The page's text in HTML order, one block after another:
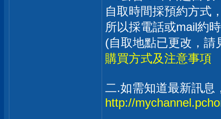
自取時間採預約方式
所以採電話或mail約
(自取地點已更改，請
購買方式及注意事項
二.如需知道最新訊息
http://